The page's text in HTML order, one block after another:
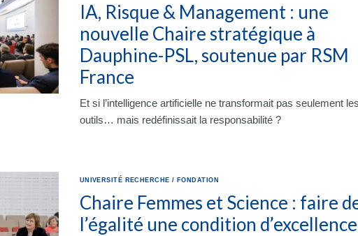
IA, Risque & Management : une
nouvelle Chaire stratégique à
Dauphine-PSL, soutenue par RSM
France
Et si l’intelligence artificielle ne transformait pas seulement
outils… mais redéfinissait la responsabilité ?
UNIVERSITÉ RECHERCHE / FONDATION
Chaire Femmes et Science : faire
l’égalité une condition d’excellence